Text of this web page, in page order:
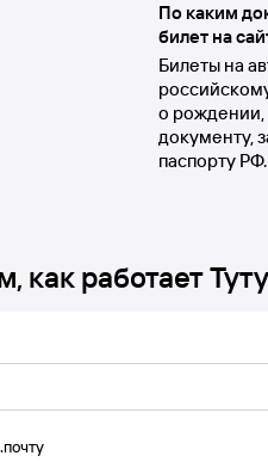
По каким
билет на
Билеты на
о
документу,
паспорту РФ.
как работает Туту